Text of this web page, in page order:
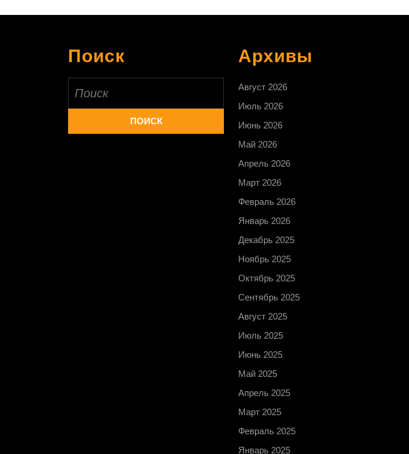
Поиск Архивы
Август 2026
Июль 2026
Июнь 2026
Май 2026
Апрель 2026
Март 2026
Февраль 2026
Январь 2026
Декабрь 2025
Ноябрь 2025
Октябрь 2025
Сентябрь 2025
Август 2025
Июль 2025
Июнь 2025
Май 2025
Апрель 2025
Март 2025
Февраль 2025
Январь 2025